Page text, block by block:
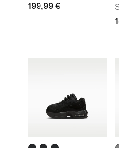
199,99 €